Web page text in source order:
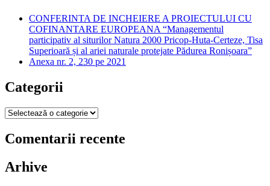
CONFERINTA DE INCHEIERE A PROIECTULUI CU
COFINANTARE EUROPEANA “Managementul
participativ al siturilor Natura 2000 Pricop-Huta-Certeze, Tisa
Superioară și al ariei naturale protejate Pădurea Ronișoara”
Anexa nr. 2, 230 pe 2021
Categorii
Categorii
Comentarii recente
Arhive